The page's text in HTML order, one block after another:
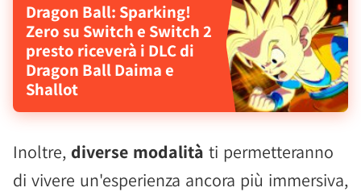
Dragon Ball: Sparking!
Zero su Switch e Switch 2
presto riceverà i DLC di
Dragon Ball Daima e
Shallot
Inoltre, diverse modalità ti permetteranno
di vivere un'esperienza ancora più immersiva,